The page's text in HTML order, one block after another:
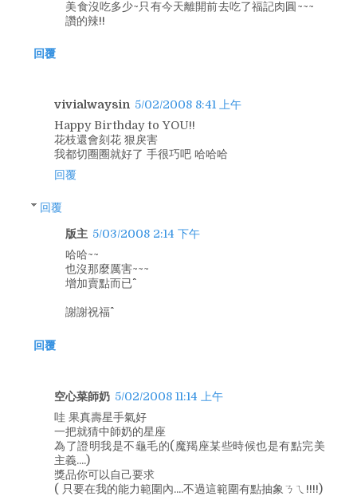
美食沒吃多少~只有今天離開前去吃了福記肉圓~~~
讚的辣!!
回覆
vivialwaysin 5/02/2008 8:41 上午
Happy Birthday to YOU!!
花枝還會刻花 狠戾害
我都切圈圈就好了 手很巧吧 哈哈哈
回覆
回覆
版主 5/03/2008 2:14 下午
哈哈~~
也沒那麼厲害~~~
增加賣點而已^^
謝謝祝福^^
回覆
空心菜師奶 5/02/2008 11:14 上午
哇 果真壽星手氣好
一把就猜中師奶的星座
為了證明我是不龜毛的(魔羯座某些時候也是有點完美
主義....)
獎品你可以自己要求
( 只要在我的能力範圍內....不過這範圍有點抽象ㄋㄟ!!!!)